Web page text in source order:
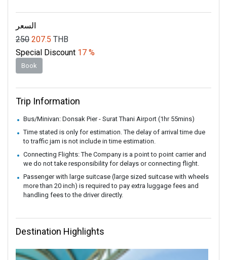
السعر
250 207.5 THB
Special Discount 17 %
Book
Trip Information
Bus/Minivan: Donsak Pier - Surat Thani Airport (1hr 55mins)
Time stated is only for estimation. The delay of arrival time due
to traffic jam is not include in time estimation.
Connecting Flights: The Company is a point to point carrier and
we do not take responsibility for delays or connecting flight.
Passenger with large suitcase (large sized suitcase with wheels
more than 20 inch) is required to pay extra luggage fees and
handling fees to the driver directly.
Destination Highlights